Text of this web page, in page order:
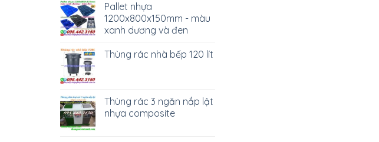
Pallet nhựa
1200x800x150mm - màu
xanh dương và đen
Thùng rác nhà bếp 120 lít
Thùng rác 3 ngăn nắp lật
nhựa composite